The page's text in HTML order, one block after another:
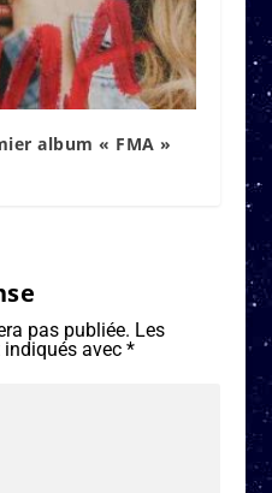
album « FMA »
pas publiée. Les
avec *